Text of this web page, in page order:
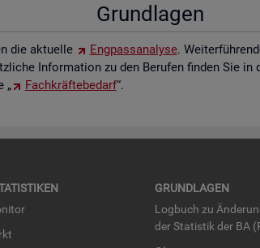
Grund­la­gen
die ak­tu­el­le Eng­pass­ana­ly­se.
In­for­ma­ti­on zu den Be­ru­fen fin­den Sie in
„ Fach­kräf­te­be­darf“.
GRUND­LA­GEN
Log­buch zu
der Sta­tis­tik der BA